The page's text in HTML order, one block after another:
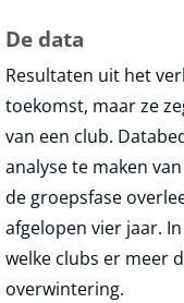
De data
Resultaten uit het
toekomst, maar ze
van een club.
analyse te maken
de groepsfase
afgelopen vier jaar.
welke clubs er meer
overwintering.